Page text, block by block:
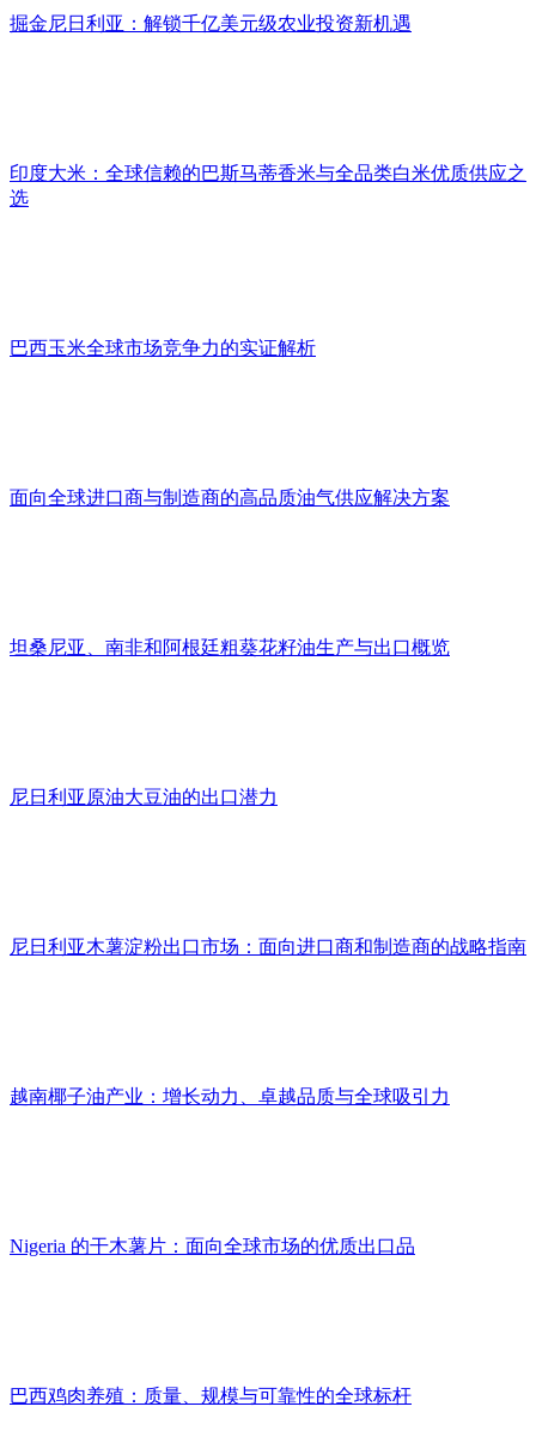
掘金尼日利亚：解锁千亿美元级农业投资新机遇
印度大米：全球信赖的巴斯马蒂香米与全品类白米优质供应之
选
巴西玉米全球市场竞争力的实证解析
面向全球进口商与制造商的高品质油气供应解决方案
坦桑尼亚、南非和阿根廷粗葵花籽油生产与出口概览
尼日利亚原油大豆油的出口潜力
尼日利亚木薯淀粉出口市场：面向进口商和制造商的战略指南
越南椰子油产业：增长动力、卓越品质与全球吸引力
Nigeria 的干木薯片：面向全球市场的优质出口品
巴西鸡肉养殖：质量、规模与可靠性的全球标杆